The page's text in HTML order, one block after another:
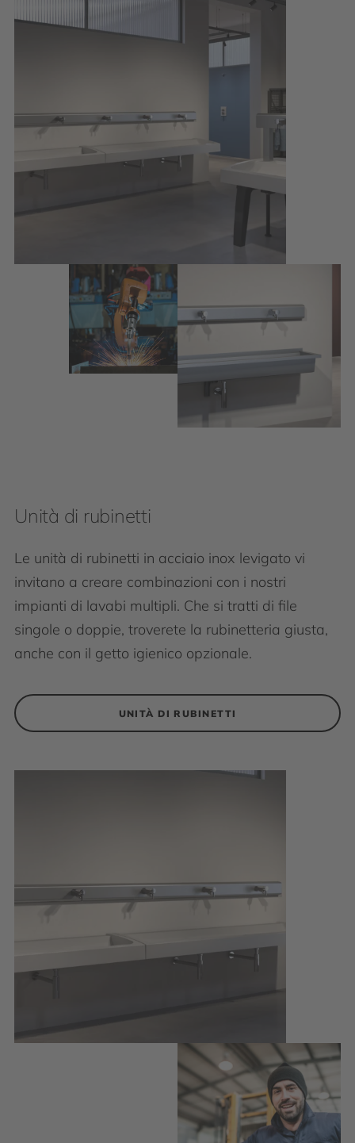
Unità di rubinetti
Le unità di rubinetti in acciaio inox levigato vi
invitano a creare combinazioni con i nostri
impianti di lavabi multipli. Che si tratti di file
singole o doppie, troverete la rubinetteria giusta,
anche con il getto igienico opzionale.
UNITÀ DI RUBINETTI